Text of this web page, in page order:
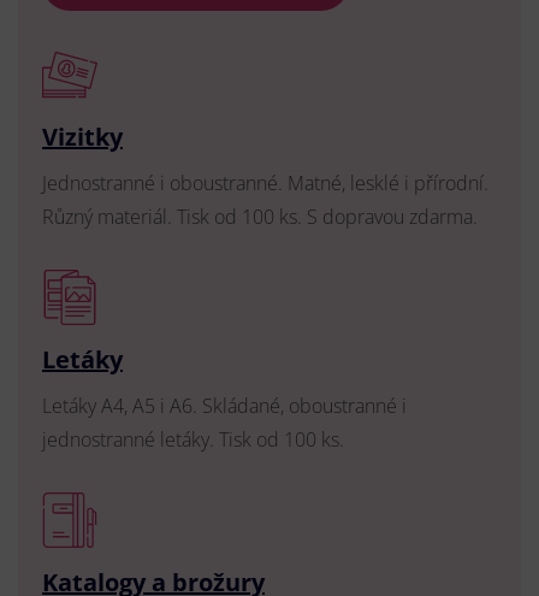
Vizitky
Jednostranné i oboustranné. Matné, lesklé i přírodní.
Různý materiál. Tisk od 100 ks. S dopravou zdarma.
Letáky
Letáky A4, A5 i A6. Skládané, oboustranné i
jednostranné letáky. Tisk od 100 ks.
Katalogy a brožury